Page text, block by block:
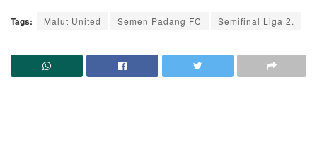
Tags: Malut United Semen Padang FC Semifinal Liga 2.